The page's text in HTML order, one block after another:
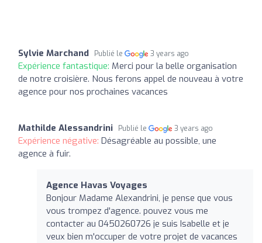
Sylvie Marchand Publié le 3 years ago
Expérience fantastique: Merci pour la belle organisation
de notre croisière. Nous ferons appel de nouveau à votre
agence pour nos prochaines vacances
Mathilde Alessandrini Publié le 3 years ago
Expérience négative: Désagréable au possible, une
agence à fuir.
Agence Havas Voyages
Bonjour Madame Alexandrini, je pense que vous
vous trompez d'agence. pouvez vous me
contacter au 0450260726 je suis Isabelle et je
veux bien m'occuper de votre projet de vacances